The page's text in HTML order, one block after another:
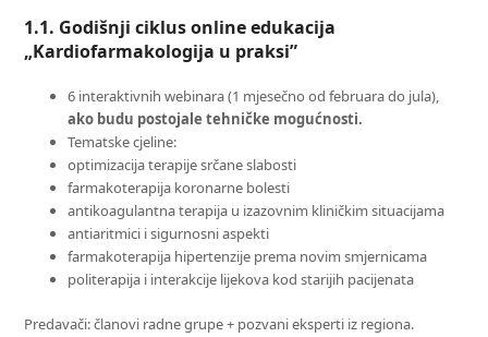
1.1. Godišnji ciklus online edukacija
„Kardiofarmakologija u praksi”
6 interaktivnih webinara (1 mjesečno od februara do jula),
ako budu postojale tehničke mogućnosti.
Tematske cjeline:
optimizacija terapije srčane slabosti
farmakoterapija koronarne bolesti
antikoagulantna terapija u izazovnim kliničkim situacijama
antiaritmici i sigurnosni aspekti
farmakoterapija hipertenzije prema novim smjernicama
politerapija i interakcije lijekova kod starijih pacijenata
Predavači: članovi radne grupe + pozvani eksperti iz regiona.